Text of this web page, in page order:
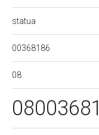
statua
00368186
08